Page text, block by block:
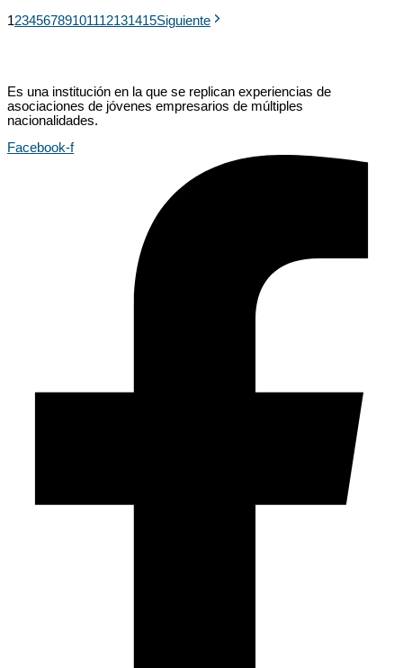
123456789101112131415Siguiente
Es una institución en la que se replican experiencias de
asociaciones de jóvenes empresarios de múltiples
nacionalidades.
Facebook-f